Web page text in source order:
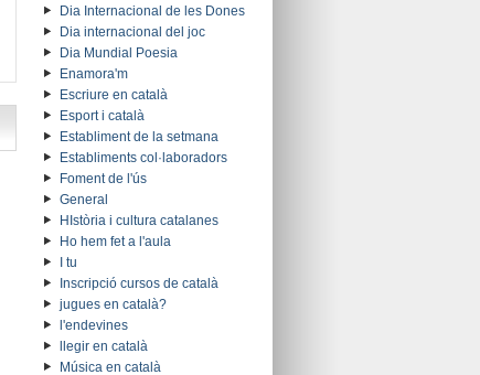
Dia Internacional de les Dones
Dia internacional del joc
Dia Mundial Poesia
Enamora'm
Escriure en català
Esport i català
Establiment de la setmana
Establiments col·laboradors
Foment de l'ús
General
HIstòria i cultura catalanes
Ho hem fet a l'aula
I tu
Inscripció cursos de català
jugues en català?
l'endevines
llegir en català
Música en català